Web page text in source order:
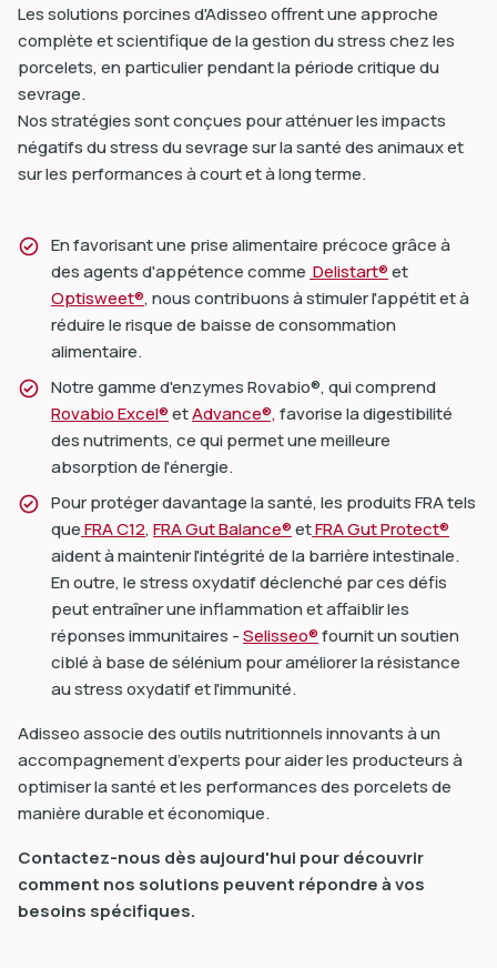
Les solutions porcines d'Adisseo offrent une approche
complète et scientifique de la gestion du stress chez les
porcelets, en particulier pendant la période critique du
sevrage.
Nos stratégies sont conçues pour atténuer les impacts
négatifs du stress du sevrage sur la santé des animaux et
sur les performances à court et à long terme.
En favorisant une prise alimentaire précoce grâce à
des agents d'appétence comme Delistart®et
Optisweet®, nous contribuons à stimuler l'appétit et à
réduire le risque de baisse de consommation
alimentaire.
Notre gamme d'enzymes Rovabio®, qui comprend
Rovabio Excel®etAdvance®,favorise la digestibilité
des nutriments, ce qui permet une meilleure
absorption de l'énergie.
Pour protéger davantage la santé, les produits FRA tels
queFRA C12,FRA Gut Balance®etFRA Gut Protect®
aident à maintenir l'intégrité de la barrière intestinale.
En outre, le stress oxydatif déclenché par ces défis
peut entraîner une inflammation et affaiblir les
réponses immunitaires -Selisseo®fournit un soutien
ciblé à base de sélénium pour améliorer la résistance
au stress oxydatif et l'immunité.
Adisseo associe des outils nutritionnels innovants à un
accompagnement d’experts pour aider les producteurs à
optimiser la santé et les performances des porcelets de
manière durable et économique.
Contactez-nous dès aujourd'hui pour découvrir
comment nos solutions peuvent répondre à vos
besoins spécifiques.